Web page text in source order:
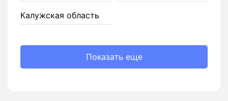
Калужская область
Показать еще